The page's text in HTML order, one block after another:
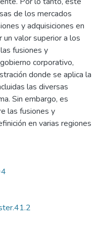
de los mercados
y adquisiciones en
un valor superior a los
fusiones y
corporativo,
donde se aplica la
las diversas
Sin embargo, es
las fusiones y
en varias regiones